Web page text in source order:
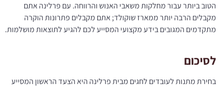
הטוב ביותר עבור מחלקות משאבי האנוש והרווחה. עם פרלינה אתם
מקבלים הרבה יותר ממארז שוקולד; אתם מקבלים פתרונות הוקרה
מתקדמים המגובים בידע מקצועי המסייע לכם להגיע לתוצאות מושלמות.
לסיכום
בחירת מתנות לעובדים לחגים מבית פרלינה היא הצעד הראשון המסייע